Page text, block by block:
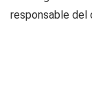
responsable del